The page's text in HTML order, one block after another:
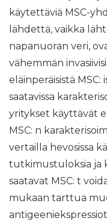
käytettäviä MSC-
lähdettä, vaikka
napanuoran veri,
vähemmän
eläinperäisistä
saatavissa
yritykset käyttävät
MSC: n
vertailla hevosissa
tutkimustuloksia ja
saatavat MSC: t
mukaan tarttua